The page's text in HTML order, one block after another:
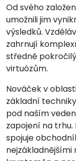
Od svého
umožnili jim
výsledků.
zahrnují
středně
virtuózům.
Nováček v
základní
pod naším
zapojení na
spojuje